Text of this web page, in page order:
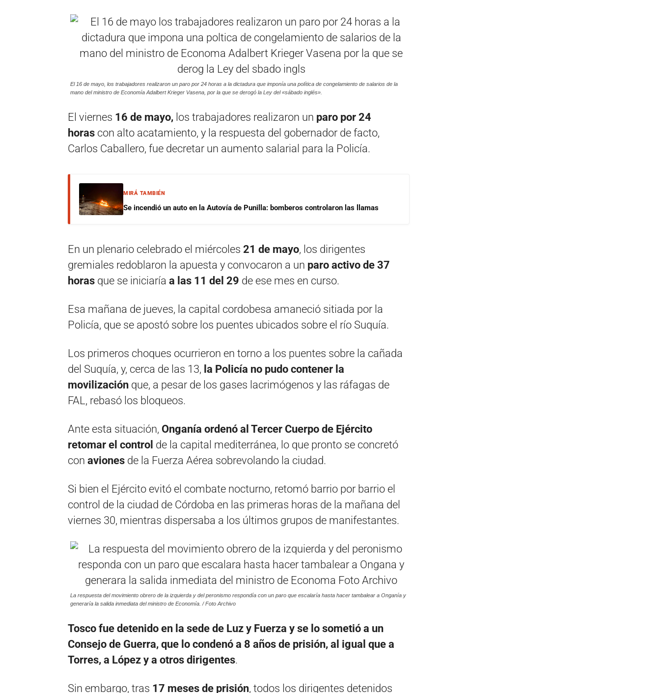
El 16 de mayo, los trabajadores realizaron un paro por 24 horas a la dictadura que imponía una política de congelamiento de salarios de la
mano del ministro de Economía Adalbert Krieger Vasena, por la que se derogó la Ley del «sábado inglés».
El viernes 16 de mayo, los trabajadores realizaron un paro por 24
horas con alto acatamiento, y la respuesta del gobernador de facto,
Carlos Caballero, fue decretar un aumento salarial para la Policía.
MIRÁ TAMBIÉN
Se incendió un auto en la Autovía de Punilla: bomberos controlaron las llamas
En un plenario celebrado el miércoles 21 de mayo, los dirigentes
gremiales redoblaron la apuesta y convocaron a un paro activo de 37
horas que se iniciaría a las 11 del 29 de ese mes en curso.
Esa mañana de jueves, la capital cordobesa amaneció sitiada por la
Policía, que se apostó sobre los puentes ubicados sobre el río Suquía.
Los primeros choques ocurrieron en torno a los puentes sobre la cañada
del Suquía, y, cerca de las 13, la Policía no pudo contener la
movilización que, a pesar de los gases lacrimógenos y las ráfagas de
FAL, rebasó los bloqueos.
Ante esta situación, Onganía ordenó al Tercer Cuerpo de Ejército
retomar el control de la capital mediterránea, lo que pronto se concretó
con aviones de la Fuerza Aérea sobrevolando la ciudad.
Si bien el Ejército evitó el combate nocturno, retomó barrio por barrio el
control de la ciudad de Córdoba en las primeras horas de la mañana del
viernes 30, mientras dispersaba a los últimos grupos de manifestantes.
La respuesta del movimiento obrero de la izquierda y del peronismo respondía con un paro que escalaría hasta hacer tambalear a Onganía y
generaría la salida inmediata del ministro de Economía. / Foto Archivo
Tosco fue detenido en la sede de Luz y Fuerza y se lo sometió a un
Consejo de Guerra, que lo condenó a 8 años de prisión, al igual que a
Torres, a López y a otros dirigentes.
Sin embargo, tras 17 meses de prisión, todos los dirigentes detenidos